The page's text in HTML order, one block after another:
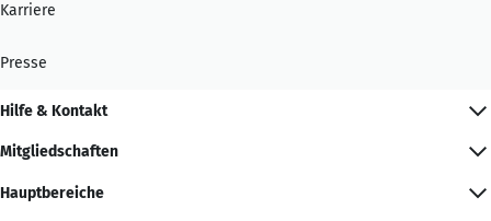
Karriere
Presse
Hilfe & Kontakt
Mitgliedschaften
Hauptbereiche